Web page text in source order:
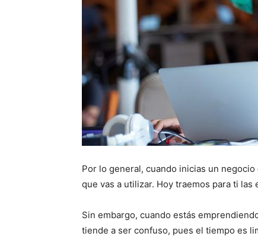
Por lo general, cuando inicias un
que vas a utilizar. Hoy traemos para ti
Sin embargo, cuando estás
tiende a ser confuso, pues el tiempo es